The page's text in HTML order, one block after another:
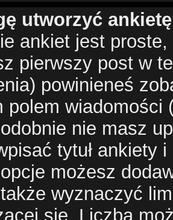
utworzyć
ankiet jest
pierwszy post w
powinieneś
polem
nie masz
tytuł ankiety
możesz
wyznaczyć
się. Liczba